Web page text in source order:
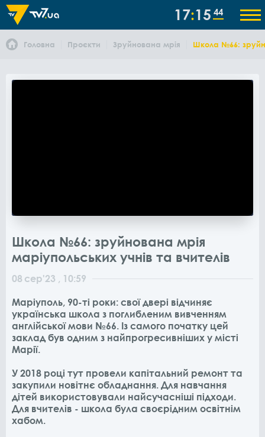
17 15 44
Головна Проєкти Зруйнована мрія Школа №66:
Школа №66: зруйнована мрія
маріупольських учнів та вчителів
08 сер'23 , 10:59
Маріуполь, 90-ті роки: свої двері відчиняє
українська школа з поглибленим вивченням
англійської мови №66. Із самого початку цей
заклад був одним з найпрогресивніших у місті
Марії.
У 2018 році тут провели капітальний ремонт та
закупили новітнє обладнання. Для навчання
дітей використовували найсучасніші підходи.
Для вчителів - школа була своєрідним освітнім
хабом.